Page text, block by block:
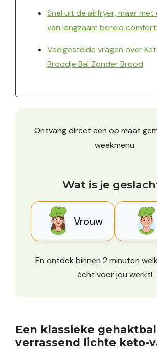
Snel uit de airfryer, maar met
van langzaam bereid
Veelgestelde vragen over
Broodje Bal Zonder Brood
Ontvang direct een op maat
weekmenu
Wat is je
Vrouw
En ontdek binnen 2 minuten
écht voor jou werkt!
Een klassieke
verrassend lichte keto-